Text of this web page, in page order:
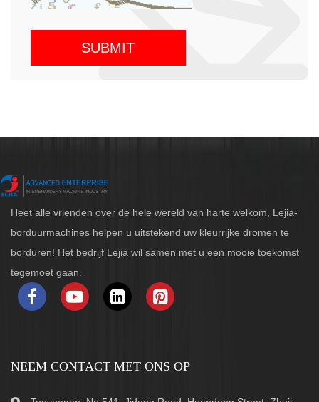
Heet alle vrienden over de hele wereld van harte welkom, Lejia-
borduurmachines helpen u uitstekend uw kleurrijke dromen te
borduren! Het bedrijf Lejia wil samen met u een mooie toekomst
tegemoet gaan.
NEEM CONTACT MET ONS OP